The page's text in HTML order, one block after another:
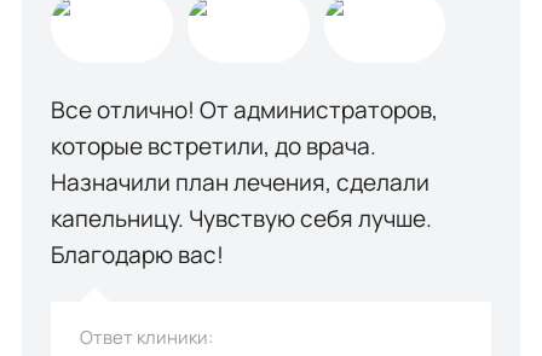
Все отлично! От администраторов,
которые встретили, до врача.
Назначили план лечения, сделали
капельницу. Чувствую себя лучше.
Благодарю вас!
Ответ клиники: